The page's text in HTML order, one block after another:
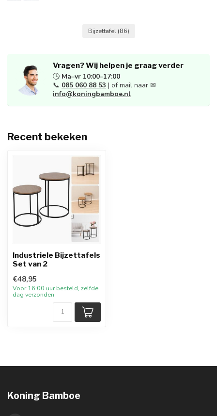
Bijzettafel (86)
Vragen? Wij helpen je graag verder
🕒 Ma–vr 10:00–17:00
📞 085 060 88 53 | of mail naar ✉
info@koningbamboe.nl
Recent bekeken
Industriele Bijzettafels
Set van 2
€48,95
Voor 16:00 uur besteld, zelfde
dag verzonden
Koning Bamboe